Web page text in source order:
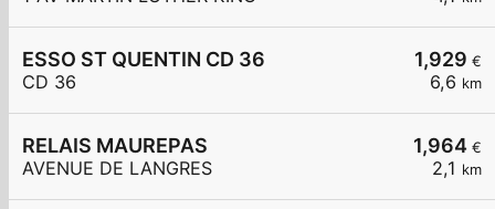
1,929 €
6,6 km
ESSO ST QUENTIN CD 36
CD 36
1,964 €
2,1 km
RELAIS MAUREPAS
AVENUE DE LANGRES